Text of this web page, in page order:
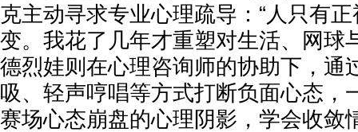
克主动寻求专业心理疏导：“人只有
变。我花了几年才重塑对生活、网球
德烈娃则在心理咨询师的协助下，通
吸、轻声哼唱等方式打断负面心态，
赛场心态崩盘的心理阴影，学会收敛